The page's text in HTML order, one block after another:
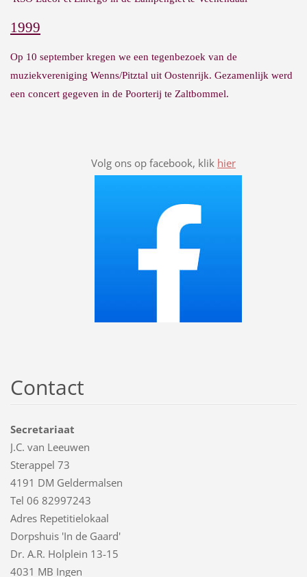
1999
Op 10 september kregen we een tegenbezoek van de
muziekvereniging Wenns/Pitztal uit Oostenrijk. Gezamenlijk werd
een concert gegeven in de Poorterij te Zaltbommel.
Volg ons op facebook, klik hier
Contact
Secretariaat
J.C. van Leeuwen
Sterappel 73
4191 DM Geldermalsen
Tel 06 82997243
Adres Repetitielokaal
Dorpshuis 'In de Gaard'
Dr. A.R. Holplein 13-15
4031 MB Ingen